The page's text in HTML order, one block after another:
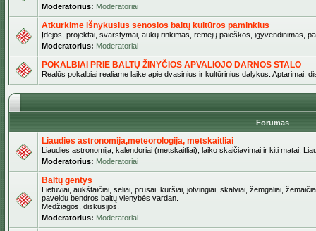
Moderatorius: Moderatoriai
Atkurkime išnykusius senosios baltų kultūros paminklus
Įdėjos, projektai, svarstymai, aukų rinkimas, rėmėjų paieškos, įgyvendinimas,
Moderatorius: Moderatoriai
POKALBIAI PRIE BALTŲ ŽINYČIOS APVALIOJO DARNOS STALO
Realūs pokalbiai realiame laike apie dvasinius ir kultūrinius dalykus. Aptarimai,
Forumas
Liaudies astronomija,meteorologija, metskaitliai
Liaudies astronomija, kalendoriai (metskaitliai), laiko skaičiavimai ir kiti matai.
Moderatorius: Moderatoriai
Baltų gentys
Lietuviai, aukštaičiai, sėliai, prūsai, kuršiai, jotvingiai, skalviai, žemgaliai,
paveldu bendros baltų vienybės vardan.
Medžiagos, diskusijos.
Moderatorius: Moderatoriai